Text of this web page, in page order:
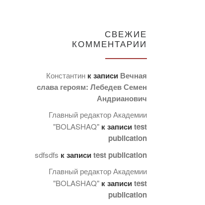
СВЕЖИЕ
КОММЕНТАРИИ
Константин к записи Вечная
слава героям: Лебедев Семен
Андрианович
Главный редактор Академии
"BOLASHAQ" к записиtest
publication
sdfsdfs к записиtest publication
Главный редактор Академии
"BOLASHAQ" к записиtest
publication